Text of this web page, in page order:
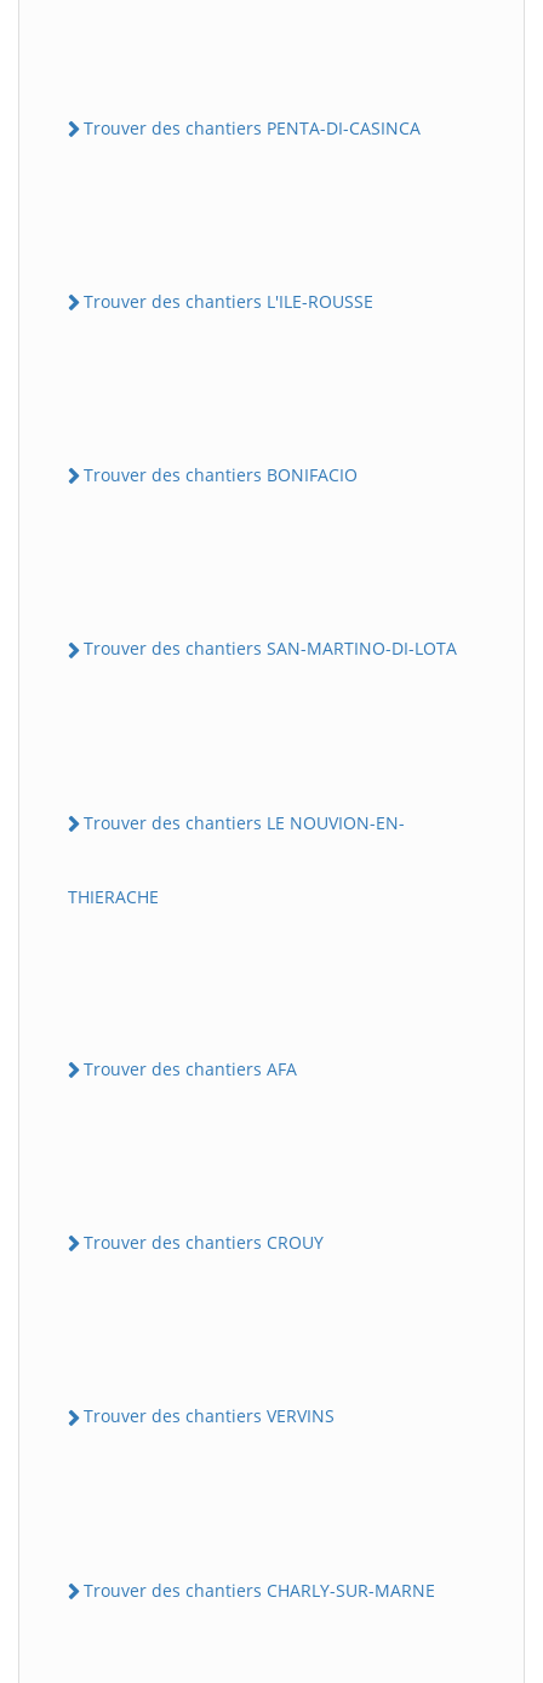
Trouver des chantiers PENTA-DI-CASINCA
Trouver des chantiers L'ILE-ROUSSE
Trouver des chantiers BONIFACIO
Trouver des chantiers SAN-MARTINO-DI-LOTA
Trouver des chantiers LE NOUVION-EN-
THIERACHE
Trouver des chantiers AFA
Trouver des chantiers CROUY
Trouver des chantiers VERVINS
Trouver des chantiers CHARLY-SUR-MARNE